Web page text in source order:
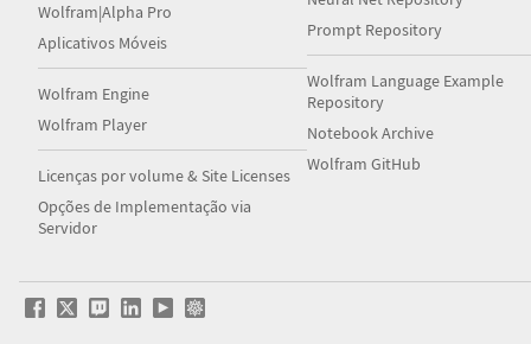
Wolfram|Alpha Pro
Aplicativos Móveis
Wolfram Engine
Wolfram Player
Licenças por volume & Site Licenses
Opções de Implementação via
Servidor
Prompt Repository
Wolfram Language Example
Repository
Notebook Archive
Wolfram GitHub